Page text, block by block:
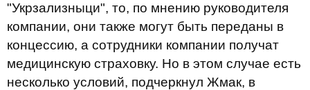
"Укрзализныци", то, по мнению руководителя
компании, они также могут быть переданы в
концессию, а сотрудники компании получат
медицинскую страховку. Но в этом случае есть
несколько условий, подчеркнул Жмак, в